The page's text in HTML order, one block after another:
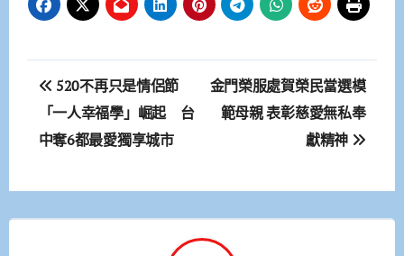
文
章
導
覽
520不再只是情侶節
「一人幸福學」崛起 台
中奪6都最愛獨享城市
金門榮服處賀榮民當選模
範母親 表彰慈愛無私奉
獻精神